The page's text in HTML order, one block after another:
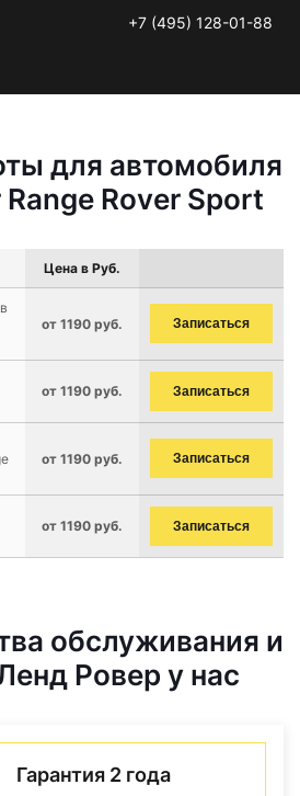
+7 (495) 128-01-88
для автомобиля
Rover Sport
Цена в Руб.
от 1190 руб. Записаться
от 1190 руб. Записаться
от 1190 руб. Записаться
от 1190 руб. Записаться
обслуживания и
Ровер у нас
Гарантия 2 года